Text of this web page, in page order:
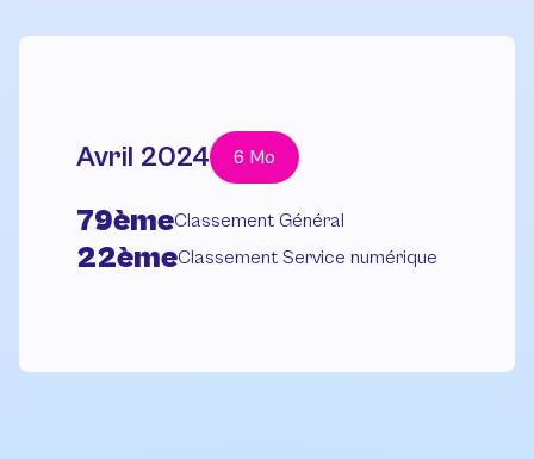
Avril 2024 6 Mo
79èmeClassement Général
22èmeClassement Service numérique